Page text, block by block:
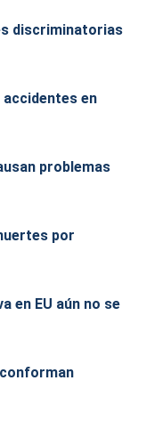
discriminatorias
en
problemas
por
en EU aún no se